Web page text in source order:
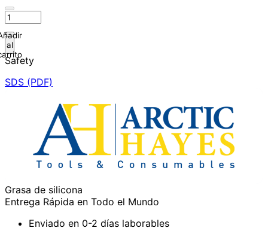
al
Safety
SDS (PDF)
Grasa de silicona
Entrega Rápida en Todo el Mundo
Enviado en 0-2 días laborables